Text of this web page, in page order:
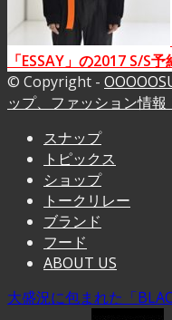
「ESSAY」の2017 S/S予
© Copyright -
ップ、ファッション情報
スナップ
トピックス
ショップ
トークリレー
ブランド
フード
ABOUT US
大盛況に包まれた「